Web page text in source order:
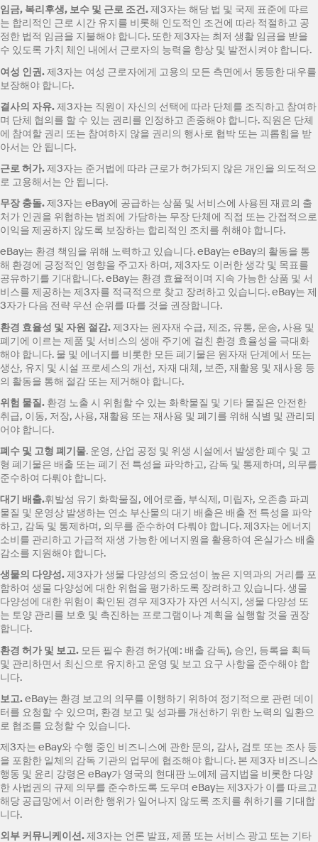
임금, 복리후생, 보수 및 근로 조건.제3자는 해당 법 및 국제 표준에 따르
는 합리적인 근로 시간 유지를 비롯해 인도적인 조건에 따라 적절하고 공
정한 법적 임금을 지불해야 합니다. 또한 제3자는 최저 생활 임금을 받을
수 있도록 가치 체인 내에서 근로자의 능력을 향상 및 발전시켜야 합니다.
여성 인권.제3자는 여성 근로자에게 고용의 모든 측면에서 동등한 대우를
보장해야 합니다.
결사의 자유.제3자는 직원이 자신의 선택에 따라 단체를 조직하고 참여하
며 단체 협의를 할 수 있는 권리를 인정하고 존중해야 합니다. 직원은 단체
에 참여할 권리 또는 참여하지 않을 권리의 행사로 협박 또는 괴롭힘을 받
아서는 안 됩니다.
근로 허가.제3자는 준거법에 따라 근로가 허가되지 않은 개인을 의도적으
로 고용해서는 안 됩니다.
무장 충돌.제3자는 eBay에 공급하는 상품 및 서비스에 사용된 재료의 출
처가 인권을 위협하는 범죄에 가담하는 무장 단체에 직접 또는 간접적으로
이익을 제공하지 않도록 보장하는 합리적인 조치를 취해야 합니다.
eBay는 환경 책임을 위해 노력하고 있습니다. eBay는 eBay의 활동을 통
해 환경에 긍정적인 영향을 주고자 하며, 제3자도 이러한 생각 및 목표를
공유하기를 기대합니다. eBay는 환경 효율적이며 지속 가능한 상품 및 서
비스를 제공하는 제3자를 적극적으로 찾고 장려하고 있습니다. eBay는 제
3자가 다음 전략 우선 순위를 따를 것을 권장합니다.
환경 효율성 및 자원 절감.제3자는 원자재 수급, 제조, 유통, 운송, 사용 및
폐기에 이르는 제품 및 서비스의 생애 주기에 걸친 환경 효율성을 극대화
해야 합니다. 물 및 에너지를 비롯한 모든 폐기물은 원자재 단계에서 또는
생산, 유지 및 시설 프로세스의 개선, 자재 대체, 보존, 재활용 및 재사용 등
의 활동을 통해 절감 또는 제거해야 합니다.
위험 물질. 환경 노출 시 위험할 수 있는 화학물질 및 기타 물질은 안전한
취급, 이동, 저장, 사용, 재활용 또는 재사용 및 폐기를 위해 식별 및 관리되
어야 합니다.
폐수 및 고형 폐기물. 운영, 산업 공정 및 위생 시설에서 발생한 폐수 및 고
형 폐기물은 배출 또는 폐기 전 특성을 파악하고, 감독 및 통제하며, 의무를
준수하여 다뤄야 합니다.
대기 배출.휘발성 유기 화학물질, 에어로졸, 부식제, 미립자, 오존층 파괴
물질 및 운영상 발생하는 연소 부산물의 대기 배출은 배출 전 특성을 파악
하고, 감독 및 통제하며, 의무를 준수하여 다뤄야 합니다. 제3자는 에너지
소비를 관리하고 가급적 재생 가능한 에너지원을 활용하여 온실가스 배출
감소를 지원해야 합니다.
생물의 다양성.제3자가 생물 다양성의 중요성이 높은 지역과의 거리를 포
함하여 생물 다양성에 대한 위험을 평가하도록 장려하고 있습니다. 생물
다양성에 대한 위험이 확인된 경우 제3자가 자연 서식지, 생물 다양성 또
는 토양 관리를 보호 및 촉진하는 프로그램이나 계획을 실행할 것을 권장
합니다.
환경 허가 및 보고. 모든 필수 환경 허가(예: 배출 감독), 승인, 등록을 획득
및 관리하면서 최신으로 유지하고 운영 및 보고 요구 사항을 준수해야 합
니다.
보고.eBay는 환경 보고의 의무를 이행하기 위하여 정기적으로 관련 데이
터를 요청할 수 있으며, 환경 보고 및 성과를 개선하기 위한 노력의 일환으
로 협조를 요청할 수 있습니다.
제3자는 eBay와 수행 중인 비즈니스에 관한 문의, 감사, 검토 또는 조사 등
을 포함한 일체의 감독 기관의 업무에 협조해야 합니다. 본 제3자 비즈니스
행동 및 윤리 강령은 eBay가 영국의 현대판 노예제 금지법을 비롯한 다양
한 사법권의 규제 의무를 준수하도록 도우며 eBay는 제3자가 이를 따르고
해당 공급망에서 이러한 행위가 일어나지 않도록 조치를 취하기를 기대합
니다.
외부 커뮤니케이션.제3자는 언론 발표, 제품 또는 서비스 광고 또는 기타